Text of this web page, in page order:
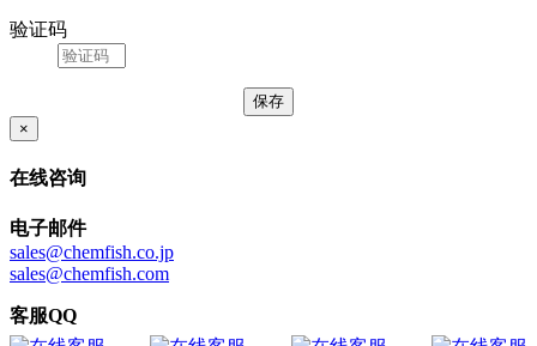
验证码
×
在线咨询
电子邮件
sales@chemfish.co.jp
sales@chemfish.com
客服QQ